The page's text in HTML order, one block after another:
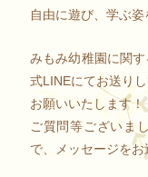
自由に遊び、学ぶ姿
みもみ幼稚園に関
式LINEにてお送り
お願いいたします！
ご質問等ございま
で、メッセージをお